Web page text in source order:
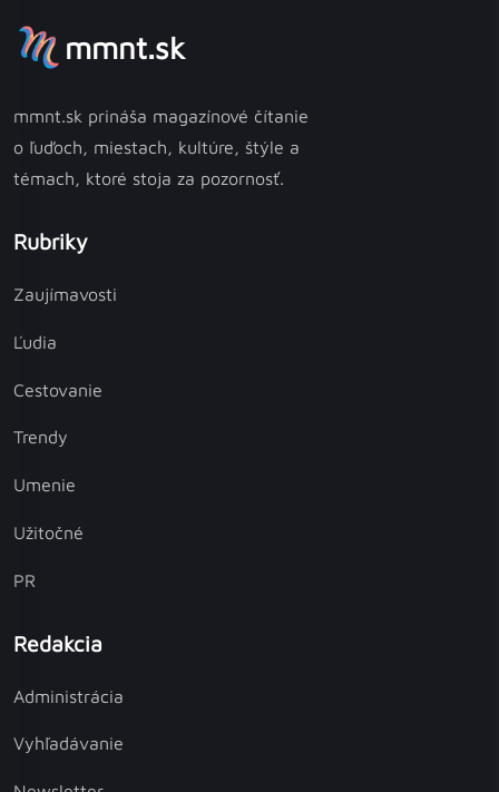
mmnt.sk
mmnt.sk prináša magazínové čítanie
o ľuďoch, miestach, kultúre, štýle a
témach, ktoré stoja za pozornosť.
Rubriky
Zaujímavosti
Ľudia
Cestovanie
Trendy
Umenie
Užitočné
PR
Redakcia
Administrácia
Vyhľadávanie